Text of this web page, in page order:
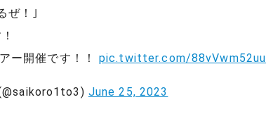
ぜ！｣
ー開催です！！pic.twitter.com/88vVwm52uu
June 25, 2023